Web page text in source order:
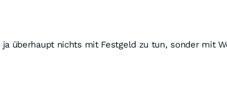
überhaupt nichts mit Festgeld zu tun, sonder mit